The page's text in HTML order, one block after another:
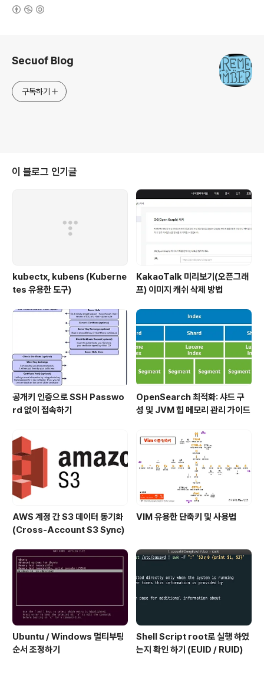
Secuof Blog
구독하기
이 블로그 인기글
kubectx, kubens (Kuberne
tes 유용한 도구)
KakaoTalk 미리보기(오픈그래
프) 이미지 캐쉬 삭제 방법
공개키 인증으로 SSH Passwo
rd 없이 접속하기
OpenSearch 최적화: 샤드 구
성 및 JVM 힙 메모리 관리 가이드
AWS 계정 간 S3 데이터 동기화
(Cross-Account S3 Sync)
VIM 유용한 단축키 및 사용법
Ubuntu / Windows 멀티부팅
순서 조정하기
Shell Script root로 실행 하였
는지 확인 하기 (EUID / RUID)